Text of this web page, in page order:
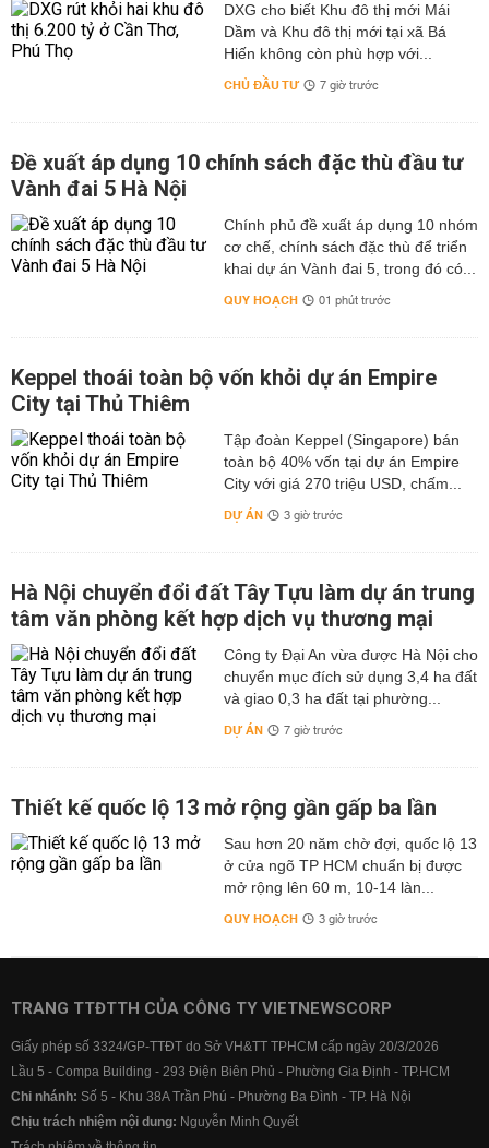
DXG cho biết Khu đô thị mới Mái
Dầm và Khu đô thị mới tại xã Bá
Hiến không còn phù hợp với...
CHỦ ĐẦU TƯ 7 giờ trước
Đề xuất áp dụng 10 chính sách đặc thù đầu tư
Vành đai 5 Hà Nội
Chính phủ đề xuất áp dụng 10 nhóm
cơ chế, chính sách đặc thù để triển
khai dự án Vành đai 5, trong đó có...
QUY HOẠCH 01 phút trước
Keppel thoái toàn bộ vốn khỏi dự án Empire
City tại Thủ Thiêm
Tập đoàn Keppel (Singapore) bán
toàn bộ 40% vốn tại dự án Empire
City với giá 270 triệu USD, chấm...
DỰ ÁN 3 giờ trước
Hà Nội chuyển đổi đất Tây Tựu làm dự án trung
tâm văn phòng kết hợp dịch vụ thương mại
Công ty Đại An vừa được Hà Nội cho
chuyển mục đích sử dụng 3,4 ha đất
và giao 0,3 ha đất tại phường...
DỰ ÁN 7 giờ trước
Thiết kế quốc lộ 13 mở rộng gần gấp ba lần
Sau hơn 20 năm chờ đợi, quốc lộ 13
ở cửa ngõ TP HCM chuẩn bị được
mở rộng lên 60 m, 10-14 làn...
QUY HOẠCH 3 giờ trước
TRANG TTĐTTH CỦA CÔNG TY VIETNEWSCORP
Giấy phép số 3324/GP-TTĐT do Sở VH&TT TPHCM cấp ngày 20/3/2026
Lầu 5 - Compa Building - 293 Điện Biên Phủ - Phường Gia Định - TP.HCM
Chi nhánh: Số 5 - Khu 38A Trần Phú - Phường Ba Đình - TP. Hà Nội
Chịu trách nhiệm nội dung: Nguyễn Minh Quyết